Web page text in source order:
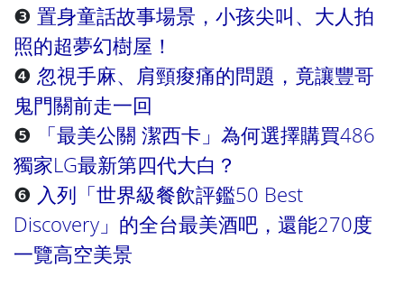
❸ 置身童話故事場景，小孩尖叫、大人拍
照的超夢幻樹屋！
❹ 忽視手麻、肩頸痠痛的問題，竟讓豐哥
鬼門關前走一回
❺
「最美公關 潔西卡」為何選擇購買486
獨家LG最新第四代大白？
❻ 入列「世界級餐飲評鑑50 Best
Discovery」的全台最美酒吧，還能270度
一覽高空美景